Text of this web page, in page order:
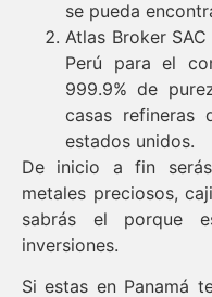
se pueda
Atlas Broker
Perú para el
999.9% de
casas refineras
estados unidos.
De inicio a fin
metales preciosos,
sabrás el porque
inversiones.
Si estas en Panamá